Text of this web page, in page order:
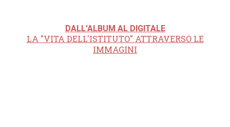
DALL'ALBUM AL DIGITALE
LA "VITA DELL'ISTITUTO" ATTRAVERSO LE
IMMAGINI